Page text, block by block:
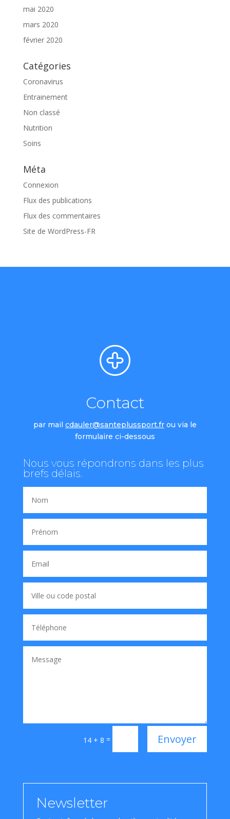
mai 2020
mars 2020
février 2020
Catégories
Coronavirus
Entrainement
Non classé
Nutrition
Soins
Méta
Connexion
Flux des publications
Flux des commentaires
Site de WordPress-FR
Contact
par mail cdauler@santeplussport.frou via le
formulaire ci-dessous
Nous vous répondrons dans les plus
brefs délais.
14 + 8 = Envoyer
Newsletter